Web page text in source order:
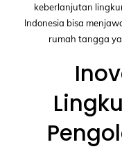
keberlanjutan
Indonesia bisa
rumah tangga